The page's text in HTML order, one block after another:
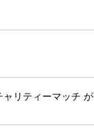
リティーマッチ が